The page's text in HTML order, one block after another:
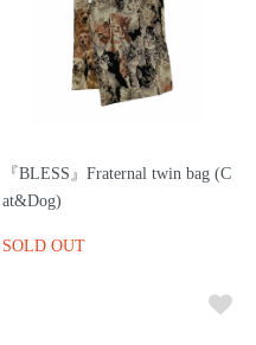
『BLESS』Fraternal twin bag (C
at&Dog)
SOLD OUT